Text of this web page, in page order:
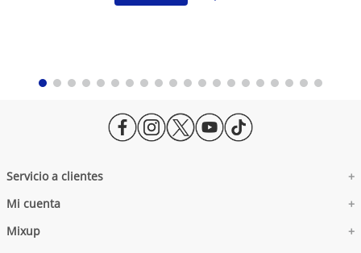
Servicio a clientes +
Facturación Electrónica
Aviso de Privacidad Prospectos
Mi cuenta +
Administra tus Datos
Mixup +